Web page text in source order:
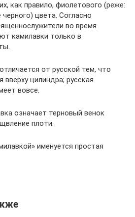
как правило, фиолетового (реже:
цвета. Согласно
во время
камилавки только в
от русской тем, что
цилиндра; русская
вовсе.
означает терновый венок
плоти.
именуется простая